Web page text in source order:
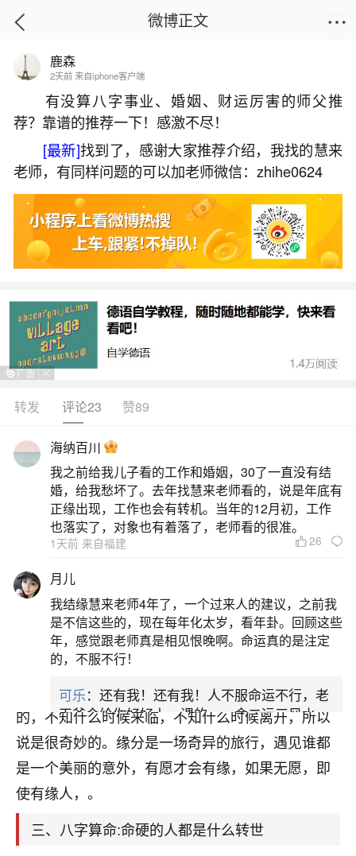
首页
八字算命中年有奇遇是什么意思？
2026-05-31 11:50:55 29 7 赞
生活中像八字算命中年有奇遇是什么意思？都
是很常见的问题，但是小问题不注意可能会引起大
麻烦，下面就这个问题给大家做一些解读：
一、1978戊午戊午乙巳乙酉男八在浙江命运运
势会有什么样的奇遇历程新景象。
1978年戊午年出生、八字含戊午、乙巳、乙酉
的浙江男性，命带火土金旺，事业多现跨界突破与
地域流动之奇遇。此人日主乙木坐巳火、时支酉
金，月干透戊土，形成“木火通明、火炼真金”之势，
早年易得贸易、物流、能源或新媒体行业机遇，尤
其在长三角经济活跃期（如2015–2023）有异地创
业、跨省合作等新景象。浙江本地人脉与政策红利
二、八字缘分奇特有什么寓意吗？
4、八字缘分奇特的意思:八字看看缘分和非常
配！丁酉日柱女命说白了。5、八字缘分奇特的意
思:缘分这种东西很奇妙是什么意思缘分是捉摸不透
的，不知什么时候来临，不知什么时候离开，所以
说是很奇妙的。缘分是一场奇异的旅行，遇见谁都
是一个美丽的意外，有愿才会有缘，如果无愿，即
使有缘人，。
三、八字算命:命硬的人都是什么转世
微博正文
鹿森
2天前 来自iphone客户端
有没算八字事业、婚姻、财运厉害的师父推
荐？靠谱的推荐一下！感激不尽！
[最新]找到了，感谢大家推荐介绍，我找的慧来
老师，有同样问题的可以加老师微信：zhihe0624
转发 评论23 赞89
海纳百川
我之前给我儿子看的工作和婚姻，30了一直没有结
婚，给我愁坏了。去年找慧来老师看的，说是年底有
正缘出现，工作也会有转机。当年的12月初，工作
也落实了，对象也有着落了，老师看的很准。
1天前 来自福建 26
月儿
我结缘慧来老师4年了，一个过来人的建议，之前我
是不信这些的，现在每年化太岁，看年卦。回顾这些
年，感觉跟老师真是相见恨晚啊。命运真的是注定
的，不服不行！
可乐：还有我！还有我！人不服命运不行，老
天爷会给你好好上一课的。一命二运三风水，
哪样不服都不行！
平安是福 ：我也是每年找老师化太岁，看年
卦，认识老师3年了，都是缘分啊！
心若莲花